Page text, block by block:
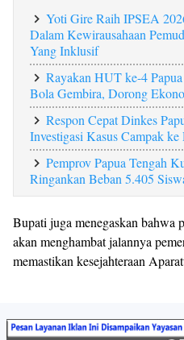
Yoti Gire Raih IPSEA
Dalam Kewirausahaan
Yang Inklusif
Rayakan HUT ke-4
Bola Gembira, Dorong
Respon Cepat Dinkes
Investigasi Kasus Campak
Pemprov Papua Tengah
Ringankan Beban 5.405
Bupati juga menegaskan bahwa
akan menghambat jalannya
memastikan kesejahteraan